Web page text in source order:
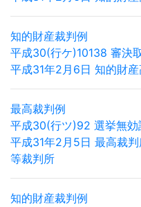
知的財産裁判例
平成30(行ケ)10138 審決
平成31年2月6日 知的財
最高裁判例
平成30(行ツ)92 選挙無効
平成31年2月5日 最高裁
等裁判所
知的財産裁判例